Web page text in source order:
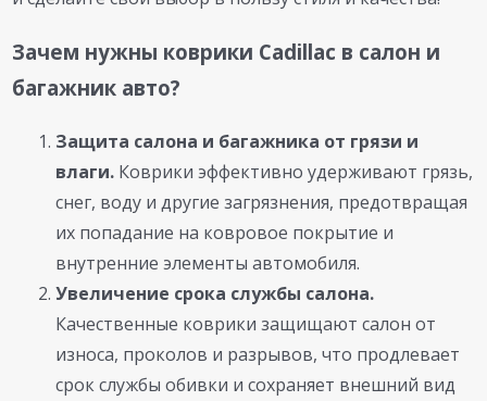
Зачем нужны коврики Cadillac в салон и
багажник авто?
Защита салона и багажника от грязи и
влаги. Коврики эффективно удерживают грязь,
снег, воду и другие загрязнения, предотвращая
их попадание на ковровое покрытие и
внутренние элементы автомобиля.
Увеличение срока службы салона.
Качественные коврики защищают салон от
износа, проколов и разрывов, что продлевает
срок службы обивки и сохраняет внешний вид